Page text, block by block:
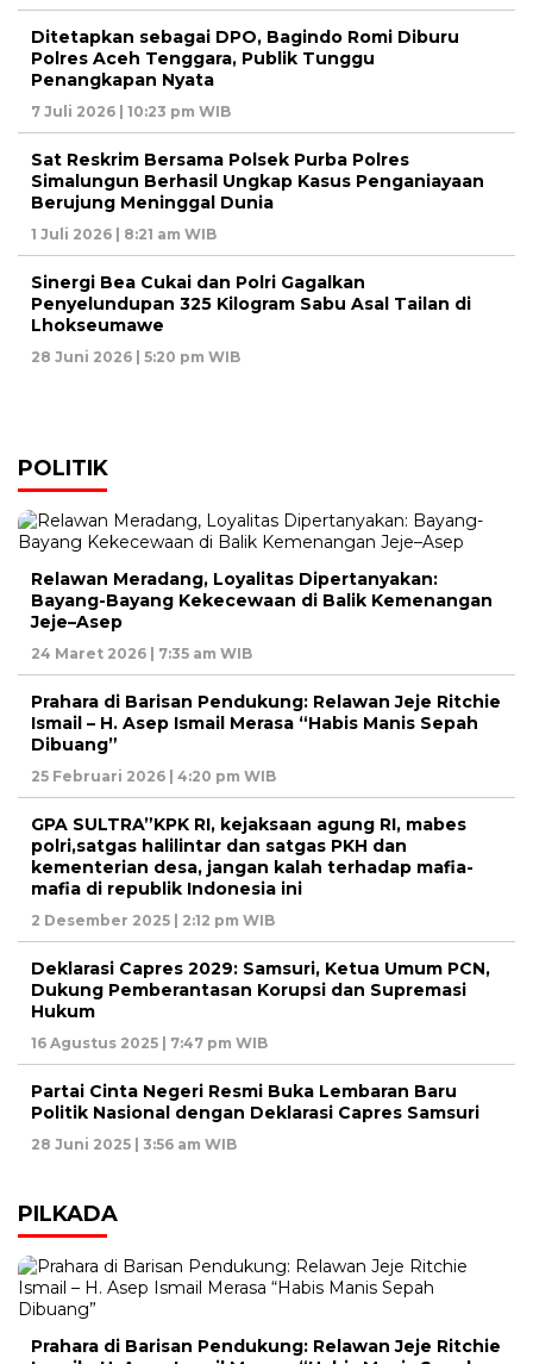
Ditetapkan sebagai DPO, Bagindo Romi Diburu
Polres Aceh Tenggara, Publik Tunggu
Penangkapan Nyata
7 Juli 2026 | 10:23 pm WIB
Sat Reskrim Bersama Polsek Purba Polres
Simalungun Berhasil Ungkap Kasus Penganiayaan
Berujung Meninggal Dunia
1 Juli 2026 | 8:21 am WIB
Sinergi Bea Cukai dan Polri Gagalkan
Penyelundupan 325 Kilogram Sabu Asal Tailan di
Lhokseumawe
28 Juni 2026 | 5:20 pm WIB
POLITIK
Relawan Meradang, Loyalitas Dipertanyakan:
Bayang-Bayang Kekecewaan di Balik Kemenangan
Jeje–Asep
24 Maret 2026 | 7:35 am WIB
Prahara di Barisan Pendukung: Relawan Jeje Ritchie
Ismail – H. Asep Ismail Merasa “Habis Manis Sepah
Dibuang”
25 Februari 2026 | 4:20 pm WIB
GPA SULTRA”KPK RI, kejaksaan agung RI, mabes
polri,satgas halilintar dan satgas PKH dan
kementerian desa, jangan kalah terhadap mafia-
mafia di republik Indonesia ini
2 Desember 2025 | 2:12 pm WIB
Deklarasi Capres 2029: Samsuri, Ketua Umum PCN,
Dukung Pemberantasan Korupsi dan Supremasi
Hukum
16 Agustus 2025 | 7:47 pm WIB
Partai Cinta Negeri Resmi Buka Lembaran Baru
Politik Nasional dengan Deklarasi Capres Samsuri
28 Juni 2025 | 3:56 am WIB
PILKADA
Prahara di Barisan Pendukung: Relawan Jeje Ritchie